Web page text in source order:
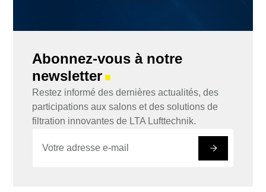
Abonnez-vous à notre
newsletter ■
Restez informé des dernières actualités, des
participations aux salons et des solutions de
filtration innovantes de LTA Lufttechnik.
#